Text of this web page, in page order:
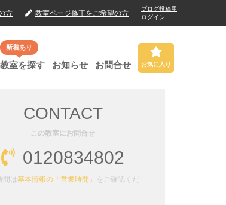
方 教室ページ修正をご希望の方
ブログ投稿用
ログイン
新着あり
教室を探す お知らせ お問合せ お気に入り
CONTACT
この教室にお問合せ
0120834802
間は基本情報の「営業時間」
をご確認くだ